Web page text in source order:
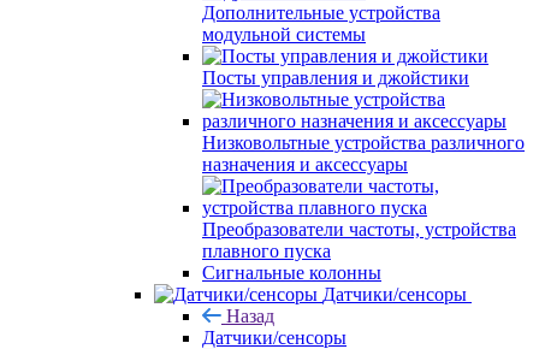
Дополнительные устройства
модульной системы
Посты управления и джойстики
Низковольтные устройства различного
назначения и аксессуары
Преобразователи частоты, устройства
плавного пуска
Сигнальные колонны
Датчики/сенсоры
Назад
Датчики/сенсоры